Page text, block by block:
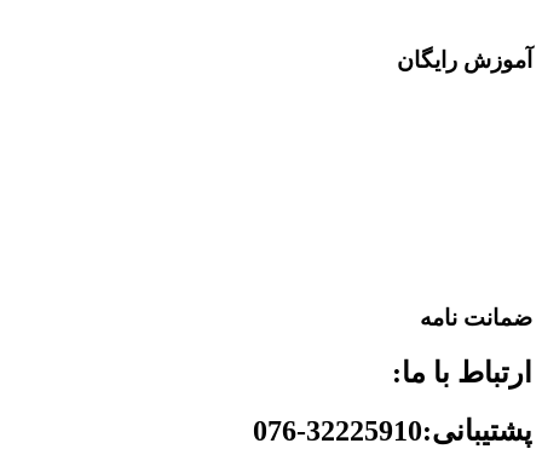
آموزش رایگان
ضمانت نامه
ارتباط با ما:
پشتیبانی:32225910-076